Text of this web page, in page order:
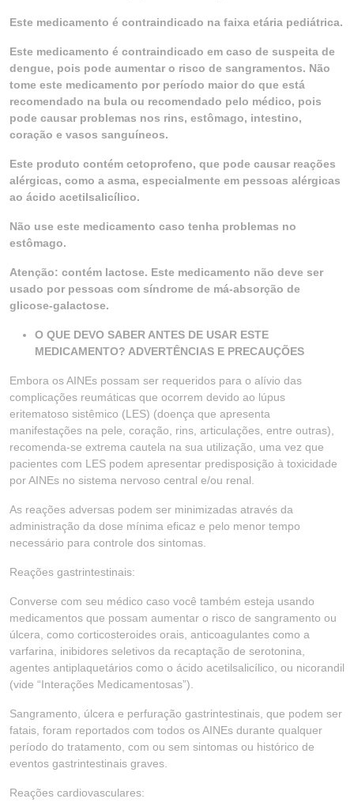
Este medicamento é contraindicado na faixa etária pediátrica.
Este medicamento é contraindicado em caso de suspeita de
dengue, pois pode aumentar o risco de sangramentos. Não
tome este medicamento por período maior do que está
recomendado na bula ou recomendado pelo médico, pois
pode causar problemas nos rins, estômago, intestino,
coração e vasos sanguíneos.
Este produto contém cetoprofeno, que pode causar reações
alérgicas, como a asma, especialmente em pessoas alérgicas
ao ácido acetilsalicílico.
Não use este medicamento caso tenha problemas no
estômago.
Atenção: contém lactose. Este medicamento não deve ser
usado por pessoas com síndrome de má-absorção de
glicose-galactose.
O QUE DEVO SABER ANTES DE USAR ESTE
MEDICAMENTO? ADVERTÊNCIAS E PRECAUÇÕES
Embora os AINEs possam ser requeridos para o alívio das
complicações reumáticas que ocorrem devido ao lúpus
eritematoso sistêmico (LES) (doença que apresenta
manifestações na pele, coração, rins, articulações, entre outras),
recomenda-se extrema cautela na sua utilização, uma vez que
pacientes com LES podem apresentar predisposição à toxicidade
por AINEs no sistema nervoso central e/ou renal.
As reações adversas podem ser minimizadas através da
administração da dose mínima eficaz e pelo menor tempo
necessário para controle dos sintomas.
Reações gastrintestinais:
Converse com seu médico caso você também esteja usando
medicamentos que possam aumentar o risco de sangramento ou
úlcera, como corticosteroides orais, anticoagulantes como a
varfarina, inibidores seletivos da recaptação de serotonina,
agentes antiplaquetários como o ácido acetilsalicílico, ou nicorandil
(vide “Interações Medicamentosas”).
Sangramento, úlcera e perfuração gastrintestinais, que podem ser
fatais, foram reportados com todos os AINEs durante qualquer
período do tratamento, com ou sem sintomas ou histórico de
eventos gastrintestinais graves.
Reações cardiovasculares: